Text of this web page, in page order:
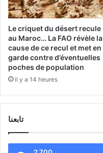
Le criquet du désert recule
au Maroc… La FAO révèle la
cause de ce recul et met en
garde contre d’éventuelles
poches de population
il y a 14 heures
تابعنا